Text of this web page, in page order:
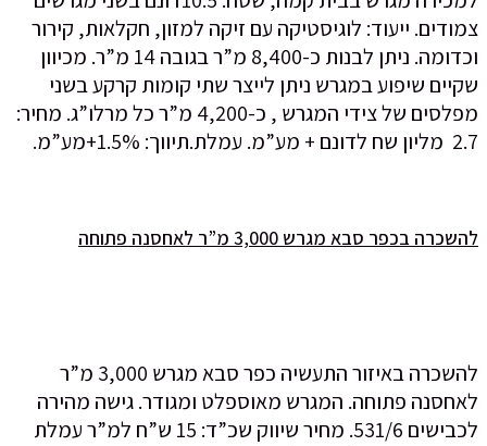
צמודים. ייעוד: לוגיסטיקה עם זיקה למזון, חקלאות, קירור
וכדומה. ניתן לבנות כ-8,400 מ”ר בגובה 14 מ”ר. מכיוון
שקיים שיפוע במגרש ניתן לייצר שתי קומות קרקע בשני
מפלסים של צידי המגרש , כ-4,200 מ”ר כל מרלו”ג. מחיר:
2.7 מליון שח לדונם + מע”מ. עמלת.תיווך: 1.5%+מע”מ.
להשכרה בכפר סבא מגרש 3,000 מ”ר לאחסנה פתוחה
להשכרה באיזור התעשיה כפר סבא מגרש 3,000 מ”ר
לאחסנה פתוחה. המגרש מאוספלט ומגודר. גישה מהירה
לכבישים 531/6. מחיר שיווק שכ”ד: 15 ש”ח למ”ר עמלת